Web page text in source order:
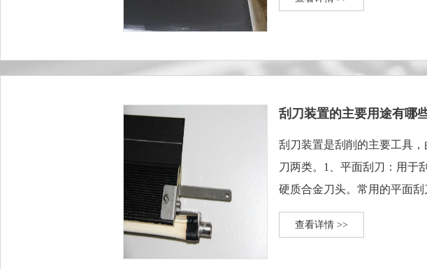
刮刀装置的主要用途有哪
刮刀装置是刮削的主要工具
刀两类。1、平面刮刀：用于
硬质合金刀头。常用的平面
刮刀、蛇头刮刀和柳叶刮刀。
查看详情 >>